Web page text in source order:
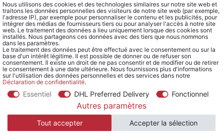
© Copyright 2026 Waldorfshop Tous droits réservés.
*Commander en France à partir de 99 € sans frais de port
Nous utilisons des cookies et des technologies similaires sur notre site web et
traitons les données personnelles des visiteurs de notre site web (par exemple,
l'adresse IP), par exemple pour personnaliser le contenu et les publicités, pour
intégrer des médias de fournisseurs tiers ou pour analyser l'accès à notre site
web. Le traitement des données a lieu uniquement lorsque des cookies sont
installés. Nous partageons ces données avec des tiers que nous nommons
dans les paramètres.
Le traitement des données peut être effectué avec le consentement ou sur la
base d'un intérêt légitime. Il est possible de donner ou de refuser son
consentement. Il existe un droit de ne pas consentir et de modifier ou de retirer
le consentement à une date ultérieure. Nous fournissons plus d'informations
sur l'utilisation des données personnelles et des services dans notre
Déclaration de confidentialité.
Essentiel DHL Preferred Delivery Fonctionnel
Autres paramètres
Tout accepter Accepter la sélection